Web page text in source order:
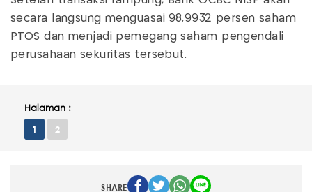
secara langsung menguasai 98,9932 persen saham
PTOS dan menjadi pemegang saham pengendali
perusahaan sekuritas tersebut.
Halaman :
1 2
SHARE